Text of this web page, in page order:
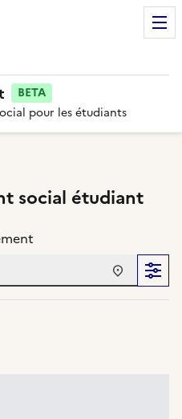
BETA
pour les étudiants
social étudiant